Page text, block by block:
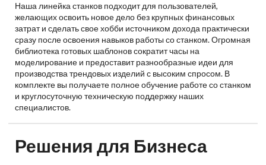
Наша линейка станков подходит для пользователей,
желающих освоить новое дело без крупных финансовых
затрат и сделать свое хобби источником дохода практически
сразу после освоения навыков работы со станком. Огромная
библиотека готовых шаблонов сократит часы на
моделирование и предоставит разнообразные идеи для
производства трендовых изделий с высоким спросом. В
комплекте вы получаете полное обучение работе со станком
и круглосуточную техническую поддержку наших
специалистов.
Решения для Бизнеса